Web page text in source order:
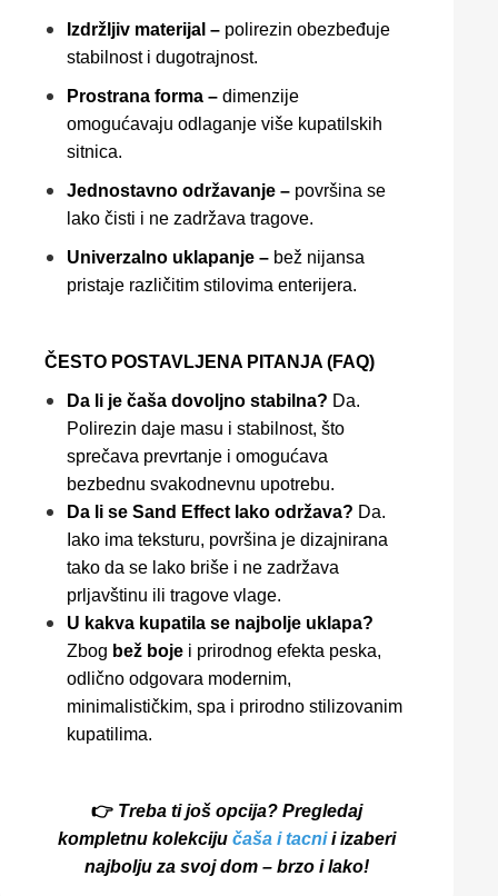
Izdržljiv materijal – polirezin obezbeđuje
stabilnost i dugotrajnost.
Prostrana forma – dimenzije
omogućavaju odlaganje više kupatilskih
sitnica.
Jednostavno održavanje – površina se
lako čisti i ne zadržava tragove.
Univerzalno uklapanje – bež nijansa
pristaje različitim stilovima enterijera.
ČESTO POSTAVLJENA PITANJA (FAQ)
Da li je čaša dovoljno stabilna? Da.
Polirezin daje masu i stabilnost, što
sprečava prevrtanje i omogućava
bezbednu svakodnevnu upotrebu.
Da li se Sand Effect lako održava? Da.
Iako ima teksturu, površina je dizajnirana
tako da se lako briše i ne zadržava
prljavštinu ili tragove vlage.
U kakva kupatila se najbolje uklapa?
Zbog bež boje i prirodnog efekta peska,
odlično odgovara modernim,
minimalističkim, spa i prirodno stilizovanim
kupatilima.
👉 Treba ti još opcija? Pregledaj
kompletnu kolekciju čaša i tacnii izaberi
najbolju za svoj dom – brzo i lako!